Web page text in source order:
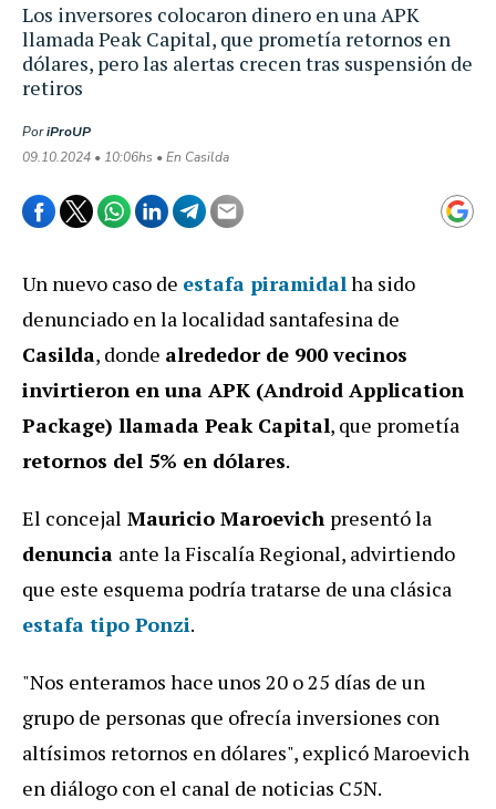
Los inversores colocaron dinero en una APK
llamada Peak Capital, que prometía retornos en
dólares, pero las alertas crecen tras suspensión de
retiros
PoriProUP
09.10.2024 • 10:06hs • En Casilda
Un nuevo caso de estafa piramidalha sido
denunciado en la localidad santafesina de
Casilda, donde alrededor de 900 vecinos
invirtieron en una APK (Android Application
Package) llamada Peak Capital, que prometía
retornos del 5% en dólares.
El concejal Mauricio Maroevich presentó la
denuncia ante la Fiscalía Regional, advirtiendo
que este esquema podría tratarse de una clásica
estafa tipo Ponzi.
"Nos enteramos hace unos 20 o 25 días de un
grupo de personas que ofrecía inversiones con
altísimos retornos en dólares", explicó Maroevich
en diálogo con el canal de noticias C5N.